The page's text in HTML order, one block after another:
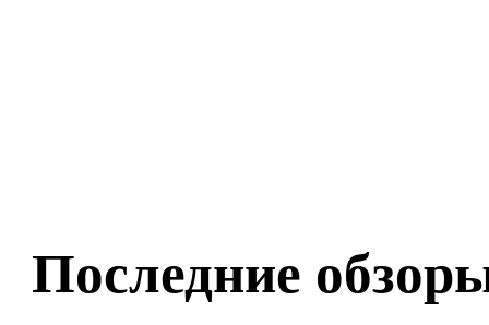
Последние